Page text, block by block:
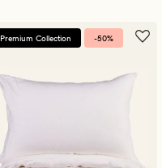
Premium Collection -50%